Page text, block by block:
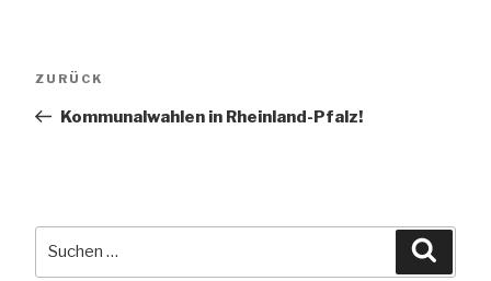
Vorheriger
ZURÜCK
Kommunalwahlen in Rheinland-Pfalz!
nach: